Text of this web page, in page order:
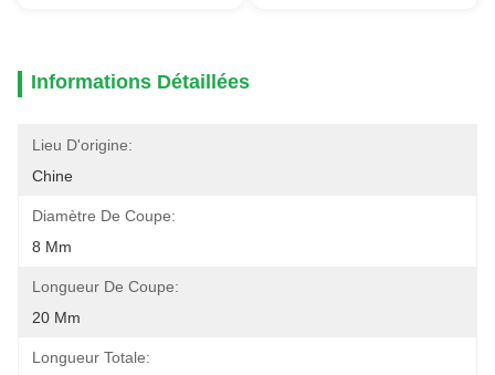
Informations Détaillées
Lieu D'origine:
Chine
Diamètre De Coupe:
8 Mm
Longueur De Coupe:
20 Mm
Longueur Totale: